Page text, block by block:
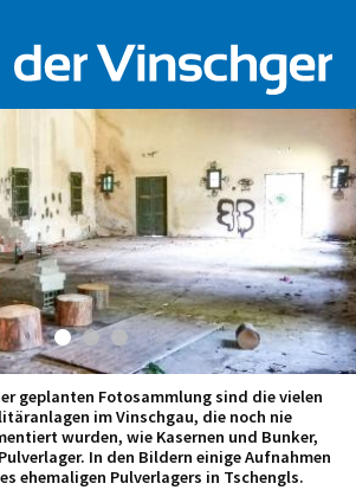
geplanten Fotosammlung sind die vielen
im Vinschgau, die noch nie
wurden, wie Kasernen und Bunker,
In den Bildern einige Aufnahmen
ehemaligen Pulverlagers in Tschengls.